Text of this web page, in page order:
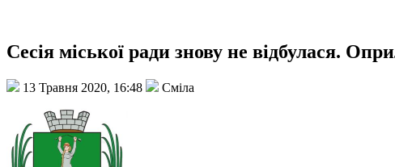
Сесія міської ради знову не відбулася.
13 Травня 2020, 16:48 Сміла